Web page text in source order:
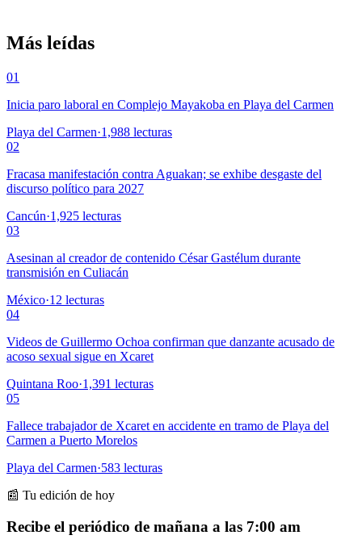
Más leídas
01
Inicia paro laboral en Complejo Mayakoba en Playa del Carmen
Playa del Carmen·1,988 lecturas
02
Fracasa manifestación contra Aguakan; se exhibe desgaste del
discurso político para 2027
Cancún·1,925 lecturas
03
Asesinan al creador de contenido César Gastélum durante
transmisión en Culiacán
México·12 lecturas
04
Videos de Guillermo Ochoa confirman que danzante acusado de
acoso sexual sigue en Xcaret
Quintana Roo·1,391 lecturas
05
Fallece trabajador de Xcaret en accidente en tramo de Playa del
Carmen a Puerto Morelos
Playa del Carmen·583 lecturas
📰 Tu edición de hoy
Recibe el periódico de mañana a las 7:00 am